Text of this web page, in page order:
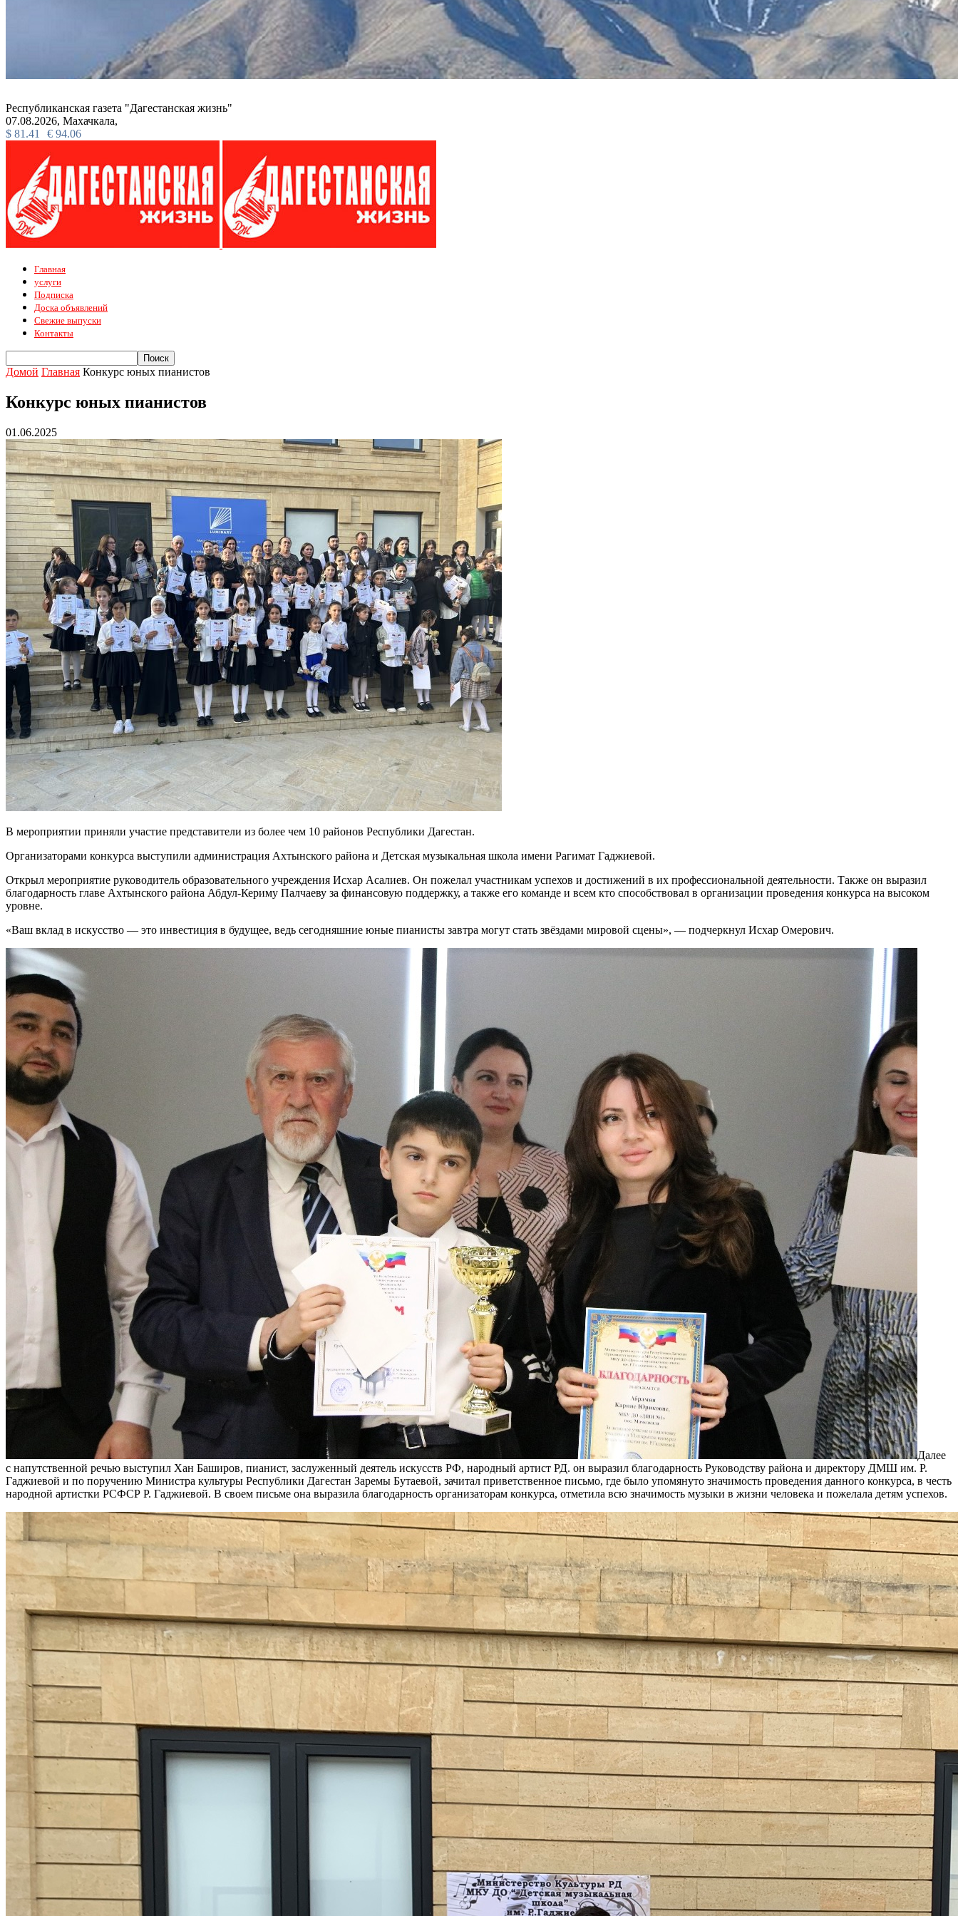
Республиканская газета "Дагестанская жизнь"
07.08.2026, Махачкала,
$ 81.41 € 94.06
Главная
услуги
Подписка
Доска объявлений
Свежие выпуски
Контакты
Домой Главная Конкурс юных пианистов
Конкурс юных пианистов
01.06.2025
В мероприятии приняли участие представители из более чем 10 районов Республики Дагестан.
Организаторами конкурса выступили администрация Ахтынского района и Детская музыкальная школа имени Рагимат Гаджиевой.
Открыл мероприятие руководитель образовательного учреждения Исхар Асалиев. Он пожелал участникам успехов и достижений в их профессиональной деятельности. Также он выразил
благодарность главе Ахтынского района Абдул-Кериму Палчаеву за финансовую поддержку, а также его команде и всем кто способствовал в организации проведения конкурса на высоком
уровне.
«Ваш вклад в искусство — это инвестиция в будущее, ведь сегодняшние юные пианисты завтра могут стать звёздами мировой сцены», — подчеркнул Исхар Омерович.
Далее
с напутственной речью выступил Хан Баширов, пианист, заслуженный деятель искусств РФ, народный артист РД. он выразил благодарность Руководству района и директору ДМШ им. Р.
Гаджиевой и по поручению Министра культуры Республики Дагестан Заремы Бутаевой, зачитал приветственное письмо, где было упомянуто значимость проведения данного конкурса, в честь
народной артистки РСФСР Р. Гаджиевой. В своем письме она выразила благодарность организаторам конкурса, отметила всю значимость музыки в жизни человека и пожелала детям успехов.